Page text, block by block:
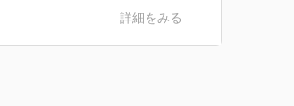
詳細をみる